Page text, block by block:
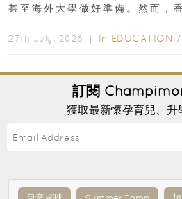
甚至海外大學做好準備。然而，
27th July, 2026 ｜ In EDUCATION /
訂閱
獲取最新懷孕育兒、升